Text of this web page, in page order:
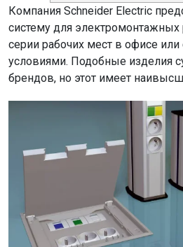
Компания Schneider Electric
систему для электромонтажных
серии рабочих мест в офисе
условиями. Подобные изделия
брендов, но этот имеет